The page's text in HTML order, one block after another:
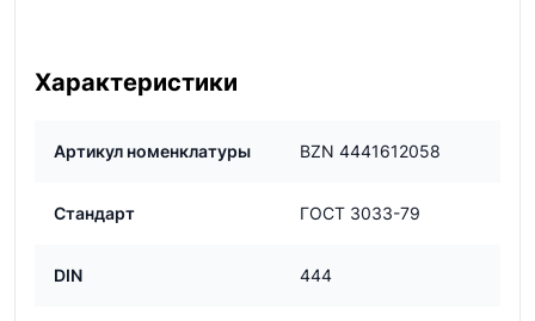
Характеристики
Артикул номенклатуры BZN 4441612058
Стандарт ГОСТ 3033-79
DIN 444